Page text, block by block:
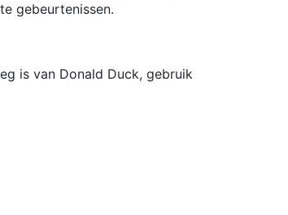
gebeurtenissen.
is van Donald Duck, gebruik